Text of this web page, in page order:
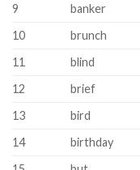
9
banker
10
brunch
11
blind
12
brief
13
bird
14
birthday